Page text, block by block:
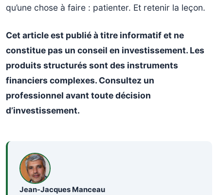
qu’une chose à faire : patienter. Et retenir la leçon.
Cet article est publié à titre informatif et ne
constitue pas un conseil en investissement. Les
produits structurés sont des instruments
financiers complexes. Consultez un
professionnel avant toute décision
d’investissement.
Jean-Jacques Manceau